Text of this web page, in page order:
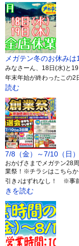
メガテン冬のお休み
みなさーん、18日(水)と
年末年始が終わったこの2
読む
7/8（金）～7/10（日
おかげさまでメガテン28
業祭！※チラシはこちら
引き♪はずれなし！ ※事前
きを読む